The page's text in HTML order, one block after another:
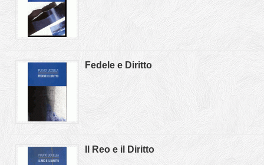
Fedele e Diritto
Il Reo e il Diritto